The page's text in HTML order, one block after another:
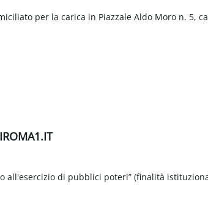
per la carica in Piazzale Aldo Moro n. 5,
all'esercizio di pubblici poteri” (finalità